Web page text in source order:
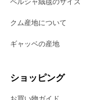
クム産地について
ギャッベの産地
ショッピング
お買い物ガイド